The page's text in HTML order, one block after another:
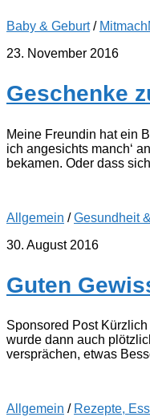
Baby & Geburt/
23. November 2016
Geschenke
Meine Freundin hat ein
ich angesichts manch‘
bekamen. Oder dass
Allgemein /Gesundheit
30. August 2016
Guten
Sponsored Post
wurde dann auch
versprächen, etwas
Allgemein / Rezepte,